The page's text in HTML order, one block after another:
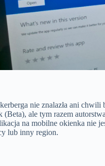
nie znalazła ani
(Beta), ale tym razem
na mobilne okienka nie
lub inny region.